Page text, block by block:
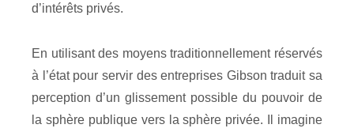
d’intérêts privés.
En utilisant des moyens traditionnellement réservés
à l’état pour servir des entreprises Gibson traduit sa
perception d’un glissement possible du pouvoir de
la sphère publique vers la sphère privée. Il imagine